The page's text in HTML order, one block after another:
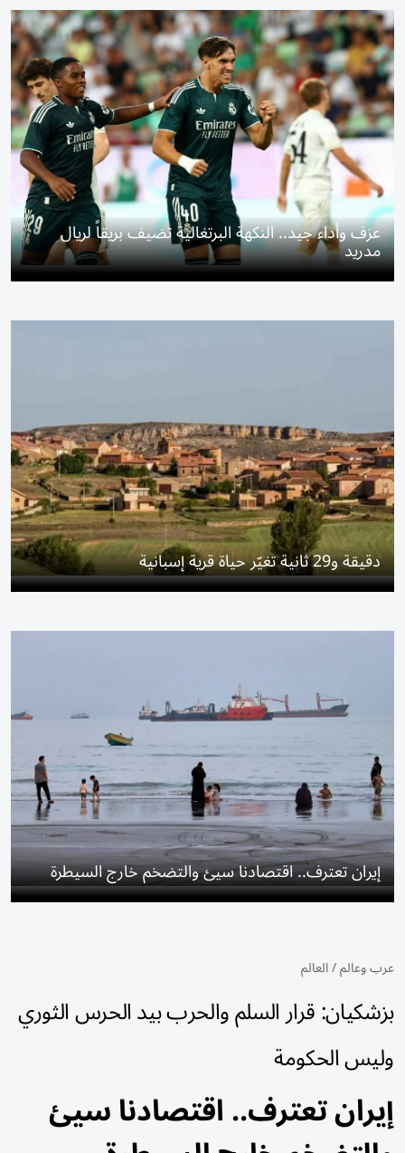
عزف وأداء جيد.. النكهة البرتغالية تضيف بريقاً لريال
مدريد
دقيقة و29 ثانية تغيّر حياة قرية إسبانية
إيران تعترف.. اقتصادنا سيئ والتضخم خارج السيطرة
عرب وعالم/العالم
بزشكيان: قرار السلم والحرب بيد الحرس الثوري
وليس الحكومة
إيران تعترف.. اقتصادنا سيئ